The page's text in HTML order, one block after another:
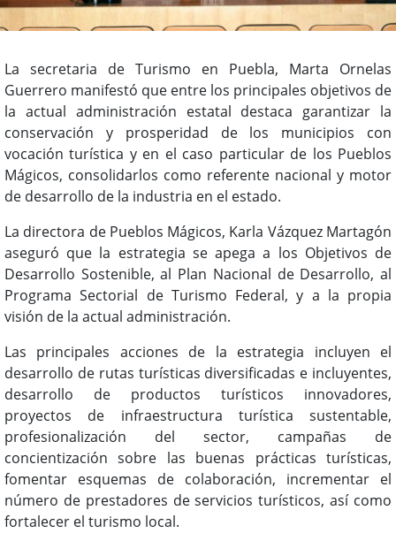
La secretaria de Turismo en Puebla, Marta Ornelas
Guerrero manifestó que entre los principales objetivos de
la actual administración estatal destaca garantizar la
conservación y prosperidad de los municipios con
vocación turística y en el caso particular de los Pueblos
Mágicos, consolidarlos como referente nacional y motor
de desarrollo de la industria en el estado.
La directora de Pueblos Mágicos, Karla Vázquez Martagón
aseguró que la estrategia se apega a los Objetivos de
Desarrollo Sostenible, al Plan Nacional de Desarrollo, al
Programa Sectorial de Turismo Federal, y a la propia
visión de la actual administración.
Las principales acciones de la estrategia incluyen el
desarrollo de rutas turísticas diversificadas e incluyentes,
desarrollo de productos turísticos innovadores,
proyectos de infraestructura turística sustentable,
profesionalización del sector, campañas de
concientización sobre las buenas prácticas turísticas,
fomentar esquemas de colaboración, incrementar el
número de prestadores de servicios turísticos, así como
fortalecer el turismo local.